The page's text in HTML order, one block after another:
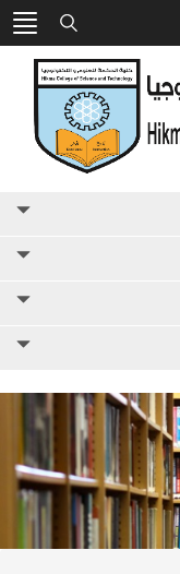
HIKMA بحث